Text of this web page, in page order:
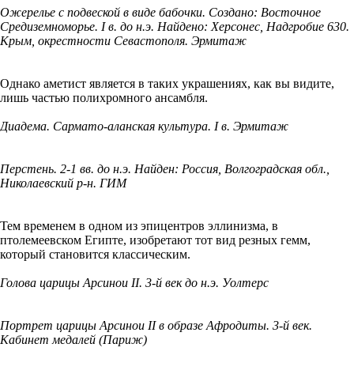
Ожерелье с подвеской в виде бабочки. Создано: Восточное
Средиземноморье. I в. до н.э. Найдено: Херсонес, Надгробие 630.
Крым, окрестности Севастополя. Эрмитаж
Однако аметист является в таких украшениях, как вы видите,
лишь частью полихромного ансамбля.
Диадема. Сармато-аланская культура. I в. Эрмитаж
Перстень. 2-1 вв. до н.э. Найден: Россия, Волгоградская обл.,
Николаевский р-н. ГИМ
Тем временем в одном из эпицентров эллинизма, в
птолемеевском Египте, изобретают тот вид резных гемм,
который становится классическим.
Голова царицы Арсинои II. 3-й век до н.э. Уолтерс
Портрет царицы Арсинои II в образе Афродиты. 3-й век.
Кабинет медалей (Париж)